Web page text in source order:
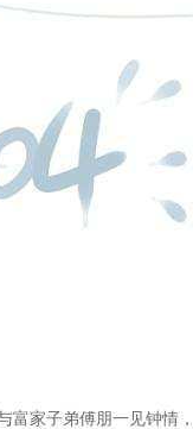
富家子弟傅朋一见钟